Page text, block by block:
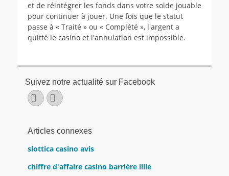
et de réintégrer les fonds dans votre solde jouable
pour continuer à jouer. Une fois que le statut
passe à « Traité » ou « Complété », l'argent a
quitté le casino et l'annulation est impossible.
Suivez notre actualité sur Facebook
Facebook
E-
mail
Articles connexes
slottica casino avis
chiffre d'affaire casino barrière lille